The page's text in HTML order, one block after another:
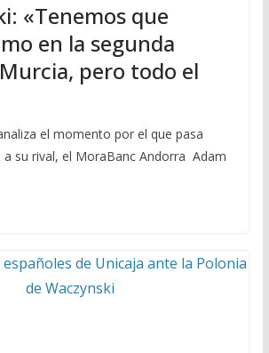
«Tenemos que
en la segunda
pero todo el
el momento por el que pasa
a su rival, el MoraBanc Andorra Adam